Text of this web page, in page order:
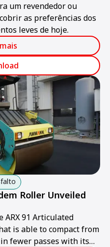
um revendedor ou
as preferências dos
leves de hoje.
Roller Unveiled
ARX 91 Articulated
is able to compact from
fewer passes with its